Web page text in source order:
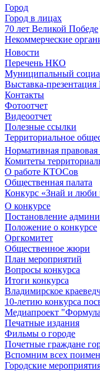
Город
Город в лицах
70 лет Великой Победе
Некоммерческие
Новости
Перечень НКО
Муниципальный
Выставка-
Контакты
Фотоотчет
Видеоотчет
Полезные ссылки
Территориальное
Нормативная правовая
Комитеты
О работе КТОСов
Общественная палата
Конкурс «Знай и
О конкурсе
Постановление
Положение о конкурсе
Оргкомитет
Общественное жюри
План мероприятий
Вопросы конкурса
Итоги конкурса
Владимирское
10-летию конкурса
Медиапроект
Печатные издания
Фильмы о городе
Почетные граждане
Вспомним всех
Городские